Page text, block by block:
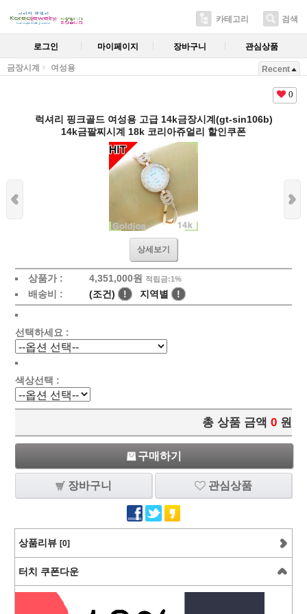
카테고리 검색
로그인 마이페이지 장바구니 관심상품
금장시계 여성용 Recent
0
럭셔리 핑크골드 여성용 고급 14k금장시계(gt-sin106b)
14k금팔찌시계 18k 코리아쥬얼리 할인쿠폰
상세보기
상품가 : 4,351,000원 적립금:1%
배송비 : (조건) ! 지역별 !
선택하세요 :
색상선택 :
총 상품 금액 0 원
구매하기
장바구니 관심상품
상품리뷰 [0]
터치 쿠폰다운